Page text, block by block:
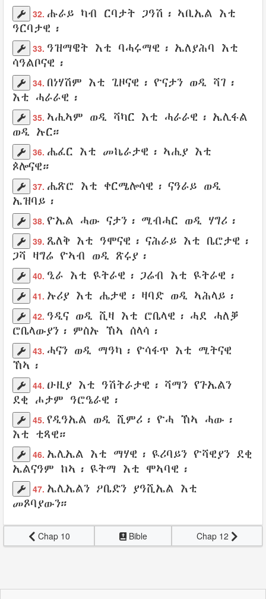
32. ሑራይ ካብ ርባታት ጋዓሽ ፡ ኣቢኤል እቲ
ዓርባታዊ ፡
33. ዓዝማዌት እቲ ባሓሩማዊ ፡ ኤለያሕባ እቲ
ሳዓልቦናዊ ፡
34. በነሃሽም እቲ ጊዞናዊ ፡ ዮናታን ወዲ ሻገ ፡
እቲ ሓራራዊ ፡
35. ኣሒኣም ወዲ ሻካር እቲ ሓራራዊ ፡ ኤሊፋል
ወዲ ኡር።
36. ሔፈር እቲ መኬራታዊ ፡ ኣሒያ እቲ
ጶሎናዊ።
37. ሔጽሮ እቲ ቀርሜሎሳዊ ፡ ናዓራይ ወዲ
ኤዝባይ ፡
38. ዮኤል ሓው ናታን ፡ ሚብሓር ወዲ ሃግሪ ፡
39. ጼለቅ እቲ ዓሞናዊ ፡ ናሕራይ እቲ ቤሮታዊ ፡
ጋሻ ዛግሬ ዮኣብ ወዲ ጽሩያ ፡
40. ዒራ እቲ ዪትራዊ ፡ ጋሬብ እቲ ዪትራዊ፡
41. ኡሪያ እቲ ሔታዊ ፡ ዛባድ ወዲ ኣሕላይ ፡
42. ዓዲና ወዲ ሺዛ እቲ ሮቤላዊ ፡ ሓደ ሓለቓ
ሮቤላውያን ፡ ምስኡ ኸኣ ሰላሳ ፡
43. ሓናን ወዲ ማዓካ ፡ ዮሳፋጥ እቲ ሚትናዊ
ኸኣ፡
44. ዑዚያ እቲ ዓሽትራታዊ ፡ ሻማን የጉኤልን
ደቂ ሖታም ዓሮዔራዊ ፡
45. የዲዓኤል ወዲ ሺምሪ ፡ ዮሓ ኸኣ ሓው ፡
እቲ ቲጻዊ።
46. ኤሊኤል እቲ ማሃዊ ፡ ዪሪባይን ዮሻዊያን ደቂ
ኤልናዓም ከኣ፡ ዪትማ እቲ ሞኣባዊ ፡
47. ኤሊኤልን ዖቤድን ያዓሺኤል እቲ
መጾባያውን።
Chap 10 Bible Chap 12